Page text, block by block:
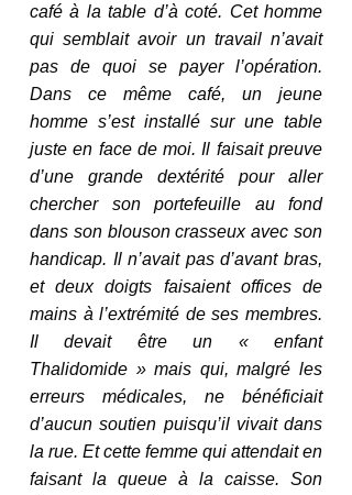
café à la table d’à coté. Cet homme
qui semblait avoir un travail n’avait
pas de quoi se payer l’opération.
Dans ce même café, un jeune
homme s’est installé sur une table
juste en face de moi. Il faisait preuve
d’une grande dextérité pour aller
chercher son portefeuille au fond
dans son blouson crasseux avec son
handicap. Il n’avait pas d’avant bras,
et deux doigts faisaient offices de
mains à l’extrémité de ses membres.
Il devait être un « enfant
Thalidomide » mais qui, malgré les
erreurs médicales, ne bénéficiait
d’aucun soutien puisqu’il vivait dans
la rue. Et cette femme qui attendait en
faisant la queue à la caisse. Son